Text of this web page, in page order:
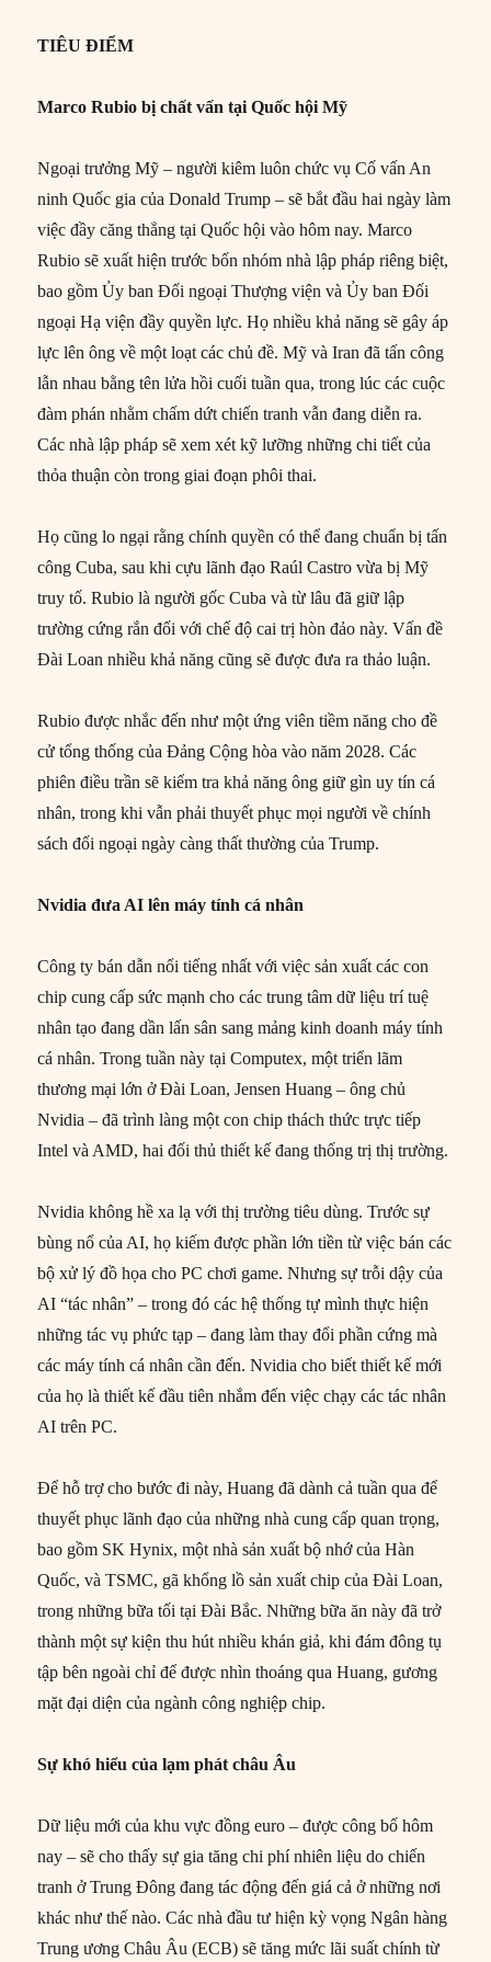
TIÊU ĐIỂM
Marco Rubio bị chất vấn tại Quốc hội Mỹ
Ngoại trưởng Mỹ – người kiêm luôn chức vụ Cố vấn An
ninh Quốc gia của Donald Trump – sẽ bắt đầu hai ngày làm
việc đầy căng thẳng tại Quốc hội vào hôm nay. Marco
Rubio sẽ xuất hiện trước bốn nhóm nhà lập pháp riêng biệt,
bao gồm Ủy ban Đối ngoại Thượng viện và Ủy ban Đối
ngoại Hạ viện đầy quyền lực. Họ nhiều khả năng sẽ gây áp
lực lên ông về một loạt các chủ đề. Mỹ và Iran đã tấn công
lẫn nhau bằng tên lửa hồi cuối tuần qua, trong lúc các cuộc
đàm phán nhằm chấm dứt chiến tranh vẫn đang diễn ra.
Các nhà lập pháp sẽ xem xét kỹ lưỡng những chi tiết của
thỏa thuận còn trong giai đoạn phôi thai.
Họ cũng lo ngại rằng chính quyền có thể đang chuẩn bị tấn
công Cuba, sau khi cựu lãnh đạo Raúl Castro vừa bị Mỹ
truy tố. Rubio là người gốc Cuba và từ lâu đã giữ lập
trường cứng rắn đối với chế độ cai trị hòn đảo này. Vấn đề
Đài Loan nhiều khả năng cũng sẽ được đưa ra thảo luận.
Rubio được nhắc đến như một ứng viên tiềm năng cho đề
cử tổng thống của Đảng Cộng hòa vào năm 2028. Các
phiên điều trần sẽ kiểm tra khả năng ông giữ gìn uy tín cá
nhân, trong khi vẫn phải thuyết phục mọi người về chính
sách đối ngoại ngày càng thất thường của Trump.
Nvidia đưa AI lên máy tính cá nhân
Công ty bán dẫn nổi tiếng nhất với việc sản xuất các con
chip cung cấp sức mạnh cho các trung tâm dữ liệu trí tuệ
nhân tạo đang dần lấn sân sang mảng kinh doanh máy tính
cá nhân. Trong tuần này tại Computex, một triển lãm
thương mại lớn ở Đài Loan, Jensen Huang – ông chủ
Nvidia – đã trình làng một con chip thách thức trực tiếp
Intel và AMD, hai đối thủ thiết kế đang thống trị thị trường.
Nvidia không hề xa lạ với thị trường tiêu dùng. Trước sự
bùng nổ của AI, họ kiếm được phần lớn tiền từ việc bán các
bộ xử lý đồ họa cho PC chơi game. Nhưng sự trỗi dậy của
AI “tác nhân” – trong đó các hệ thống tự mình thực hiện
những tác vụ phức tạp – đang làm thay đổi phần cứng mà
các máy tính cá nhân cần đến. Nvidia cho biết thiết kế mới
của họ là thiết kế đầu tiên nhắm đến việc chạy các tác nhân
AI trên PC.
Để hỗ trợ cho bước đi này, Huang đã dành cả tuần qua để
thuyết phục lãnh đạo của những nhà cung cấp quan trọng,
bao gồm SK Hynix, một nhà sản xuất bộ nhớ của Hàn
Quốc, và TSMC, gã khổng lồ sản xuất chip của Đài Loan,
trong những bữa tối tại Đài Bắc. Những bữa ăn này đã trở
thành một sự kiện thu hút nhiều khán giả, khi đám đông tụ
tập bên ngoài chỉ để được nhìn thoáng qua Huang, gương
mặt đại diện của ngành công nghiệp chip.
Sự khó hiểu của lạm phát châu Âu
Dữ liệu mới của khu vực đồng euro – được công bố hôm
nay – sẽ cho thấy sự gia tăng chi phí nhiên liệu do chiến
tranh ở Trung Đông đang tác động đến giá cả ở những nơi
khác như thế nào. Các nhà đầu tư hiện kỳ vọng Ngân hàng
Trung ương Châu Âu (ECB) sẽ tăng mức lãi suất chính từ